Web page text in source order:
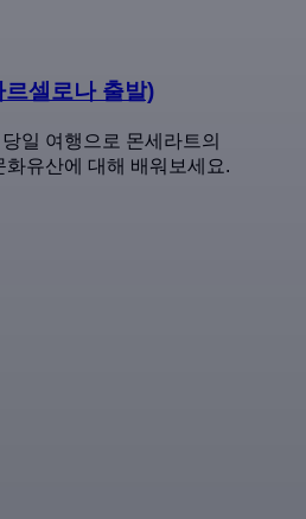
셀로나 출발)
일 여행으로 몬세라트의
유산에 대해 배워보세요.